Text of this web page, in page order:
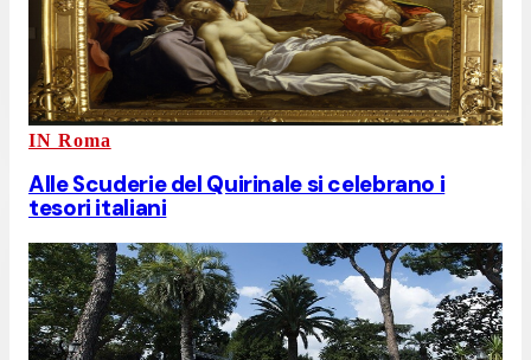
IN Roma
Alle Scuderie del Quirinale si celebrano i
tesori italiani